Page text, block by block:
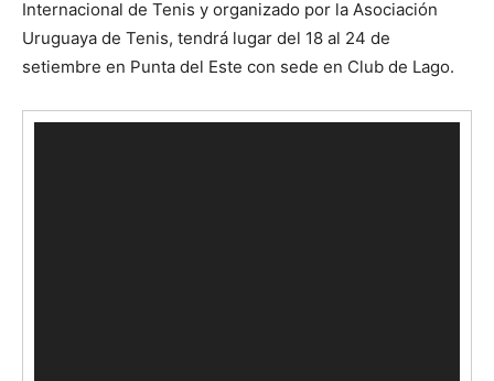
Internacional de Tenis y organizado por la Asociación
Uruguaya de Tenis, tendrá lugar del 18 al 24 de
setiembre en Punta del Este con sede en Club de Lago.